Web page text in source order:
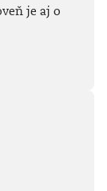
je aj o